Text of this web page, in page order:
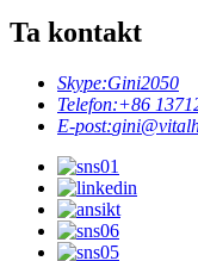
Ta kontakt
Skype:Gini2050
Telefon:+86
E-post: